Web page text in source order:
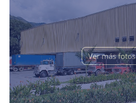
Ver más fotos